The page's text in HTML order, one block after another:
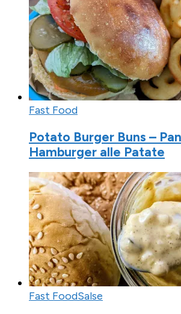
Fast Food
Potato Burger Buns –
Hamburger alle Patate
Fast FoodSalse